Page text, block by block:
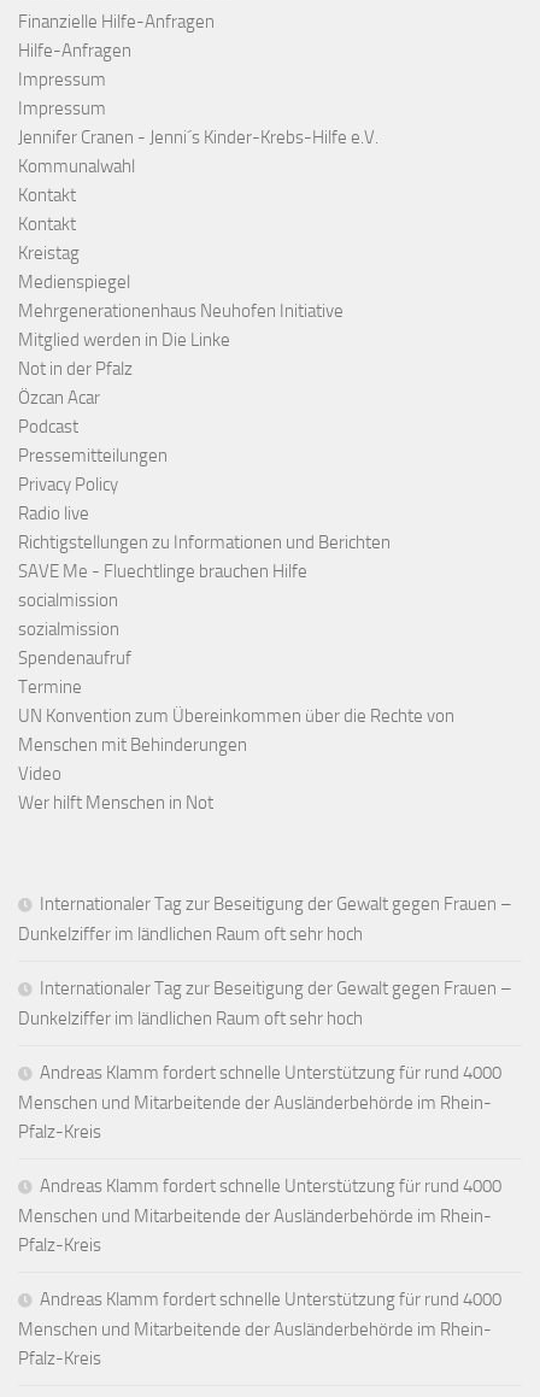
Finanzielle Hilfe-Anfragen
Hilfe-Anfragen
Impressum
Impressum
Jennifer Cranen - Jenni´s Kinder-Krebs-Hilfe e.V.
Kommunalwahl
Kontakt
Kontakt
Kreistag
Medienspiegel
Mehrgenerationenhaus Neuhofen Initiative
Mitglied werden in Die Linke
Not in der Pfalz
Özcan Acar
Podcast
Pressemitteilungen
Privacy Policy
Radio live
Richtigstellungen zu Informationen und Berichten
SAVE Me - Fluechtlinge brauchen Hilfe
socialmission
sozialmission
Spendenaufruf
Termine
UN Konvention zum Übereinkommen über die Rechte von
Menschen mit Behinderungen
Video
Wer hilft Menschen in Not
Internationaler Tag zur Beseitigung der Gewalt gegen Frauen –
Dunkelziffer im ländlichen Raum oft sehr hoch
Internationaler Tag zur Beseitigung der Gewalt gegen Frauen –
Dunkelziffer im ländlichen Raum oft sehr hoch
Andreas Klamm fordert schnelle Unterstützung für rund 4000
Menschen und Mitarbeitende der Ausländerbehörde im Rhein-
Pfalz-Kreis
Andreas Klamm fordert schnelle Unterstützung für rund 4000
Menschen und Mitarbeitende der Ausländerbehörde im Rhein-
Pfalz-Kreis
Andreas Klamm fordert schnelle Unterstützung für rund 4000
Menschen und Mitarbeitende der Ausländerbehörde im Rhein-
Pfalz-Kreis